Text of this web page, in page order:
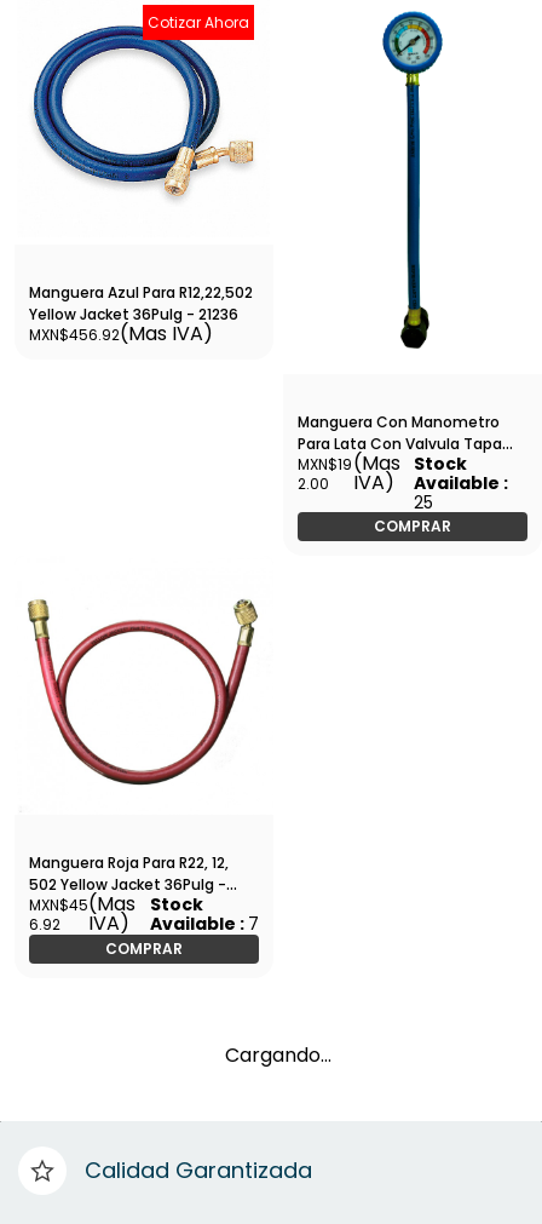
Cotizar Ahora
Manguera Azul Para R12,22,502
Yellow Jacket 36Pulg - 21236
MXN$456.92(Mas IVA)
Manguera Con Manometro
Para Lata Con Valvula Tapa
Ciega Erka, COOLCAR -
MMLVCE
MXN$19
2.00
(Mas
IVA)
Stock
Available :
25
COMPRAR
Manguera Roja Para R22, 12,
502 Yellow Jacket 36Pulg -
21636
MXN$45
6.92
(Mas
IVA)
Stock
Available : 7
COMPRAR
Cargando…
Calidad Garantizada